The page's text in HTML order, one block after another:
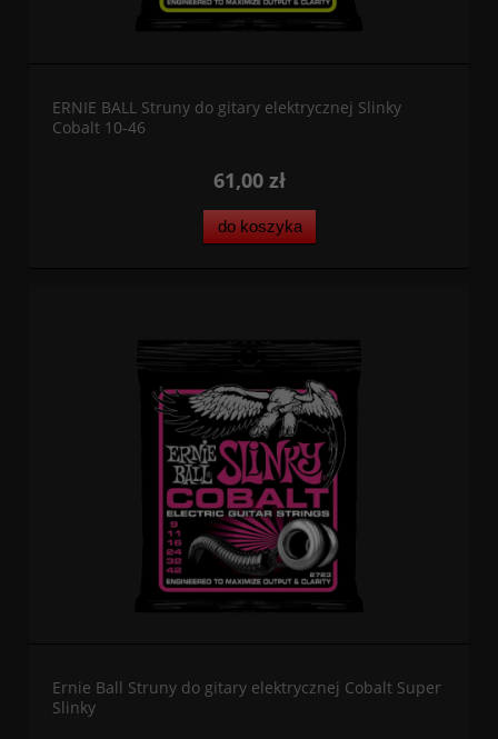
ERNIE BALL Struny do gitary elektrycznej Slinky
Cobalt 10-46
61,00 zł
do koszyka
Ernie Ball Struny do gitary elektrycznej Cobalt Super
Slinky